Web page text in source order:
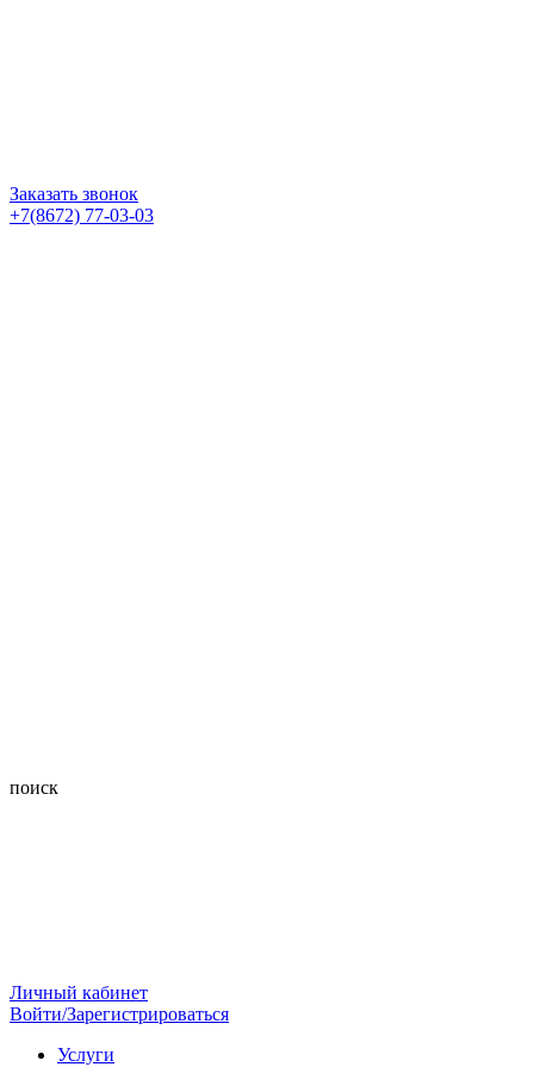
Заказать звонок
+7(8672) 77-03-03
поиск
Личный кабинет
Войти/Зарегистрироваться
Услуги